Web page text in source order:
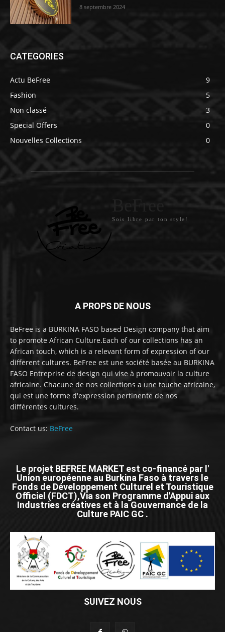
8 septembre 2024
CATEGORIES
Actu BeFree
9
Fashion
5
Non classé
3
Special Offers
0
Nouvelles Collections
0
Sois libre par ton style!
A PROPS DE NOUS
BeFree is a BURKINA FASO based Design company that aim
to promote African Culture.Each of our collections has an
African touch, which is a relevant form of expression of our
different cultures. BeFree est une société basée au BURKINA
FASO Entreprise de design qui vise à promouvoir la culture
africaine. Chacune de nos collections a une touche africaine,
qui est une forme d'expression pertinente de nos
différentes cultures.
Contact us: BeFree
Le projet BEFREE MARKET est co-financé par l'
Union européenne au Burkina Faso à travers le
Fonds de Développement Culturel et Touristique
Officiel (FDCT),Via son Programme d'Appui aux
Industries créatives et à la Gouvernance de la
Culture PAIC GC .
SUIVEZ NOUS